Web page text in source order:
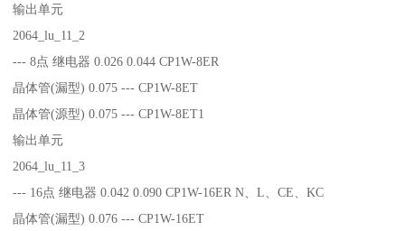
输出单元
2064_lu_11_2
--- 8点 继电器 0.026 0.044 CP1W-8ER
晶体管(漏型) 0.075 --- CP1W-8ET
晶体管(源型) 0.075 --- CP1W-8ET1
输出单元
2064_lu_11_3
--- 16点 继电器 0.042 0.090 CP1W-16ER N、L、CE、KC
晶体管(漏型) 0.076 --- CP1W-16ET